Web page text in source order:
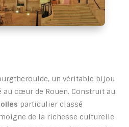
un véritable bijou
au cœur de Rouen. Construit au
particulier classé
de la richesse culturelle